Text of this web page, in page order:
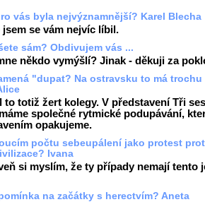
vás byla nejvýznamnější? Karel Blecha
jsem se vám nejvíc líbil.
sám? Obdivujem vás ...
někdo vymýšlí? Jinak - děkuji za
"dupat? Na ostravsku to má trochu
to totiž žert kolegy. V představení Tři
společné rytmické podupávání,
opakujeme.
počtu sebeupálení jako protest
Ivana
si myslím, že ty případy nemají tento
na začátky s herectvím? Aneta